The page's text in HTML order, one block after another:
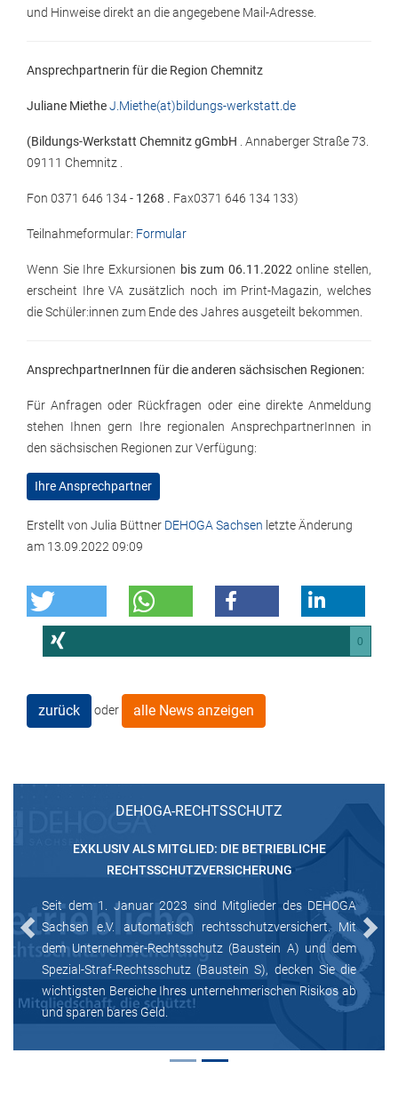
und Hinweise direkt an die angegebene Mail-Adresse.
Ansprechpartnerin für die Region Chemnitz
Juliane MietheJ.Miethe(at)bildungs-werkstatt.de
(Bildungs-Werkstatt Chemnitz gGmbH . Annaberger Straße 73.
09111 Chemnitz .
Fon 0371 646 134 - 1268 . Fax0371 646 134 133)
Teilnahmeformular: Formular
Wenn Sie Ihre Exkursionen bis zum 06.11.2022 online stellen,
erscheint Ihre VA zusätzlich noch im Print-Magazin, welches
die Schüler:innen zum Ende des Jahres ausgeteilt bekommen.
AnsprechpartnerInnen für die anderen sächsischen Regionen:
Für Anfragen oder Rückfragen oder eine direkte Anmeldung
stehen Ihnen gern Ihre regionalen AnsprechpartnerInnen in
den sächsischen Regionen zur Verfügung:
Ihre Ansprechpartner
Erstellt von Julia Büttner DEHOGA Sachsen letzte Änderung
am 13.09.2022 09:09
0
zurück oder alle News anzeigen
DEHOGA-RECHTSSCHUTZ
EXKLUSIV ALS MITGLIED: DIE BETRIEBLICHE
RECHTSSCHUTZVERSICHERUNG
Seit dem 1. Januar 2023 sind Mitglieder des DEHOGA
Sachsen e.V. automatisch rechtsschutzversichert. Mit
dem Unternehmer-Rechtsschutz (Baustein A) und dem
Spezial-Straf-Rechtsschutz (Baustein S), decken Sie die
wichtigsten Bereiche Ihres unternehmerischen Risikos ab
und sparen bares Geld.
Previous Next